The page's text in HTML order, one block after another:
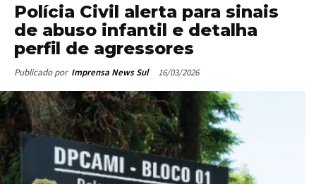
Polícia Civil alerta para sinais
de abuso infantil e detalha
perfil de agressores
Publicado por Imprensa News Sul 16/03/2026